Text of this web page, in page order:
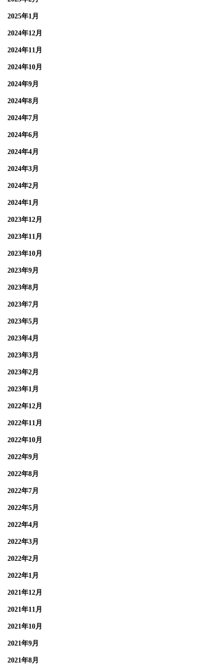
2025年1月
2024年12月
2024年11月
2024年10月
2024年9月
2024年8月
2024年7月
2024年6月
2024年4月
2024年3月
2024年2月
2024年1月
2023年12月
2023年11月
2023年10月
2023年9月
2023年8月
2023年7月
2023年5月
2023年4月
2023年3月
2023年2月
2023年1月
2022年12月
2022年11月
2022年10月
2022年9月
2022年8月
2022年7月
2022年5月
2022年4月
2022年3月
2022年2月
2022年1月
2021年12月
2021年11月
2021年10月
2021年9月
2021年8月